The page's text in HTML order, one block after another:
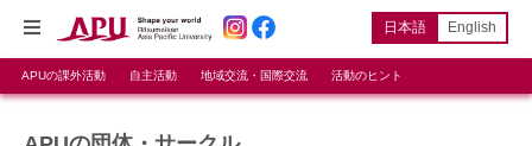
日本語 English
APUの課外活動 自主活動 地域交流・国際交流 活動のヒント